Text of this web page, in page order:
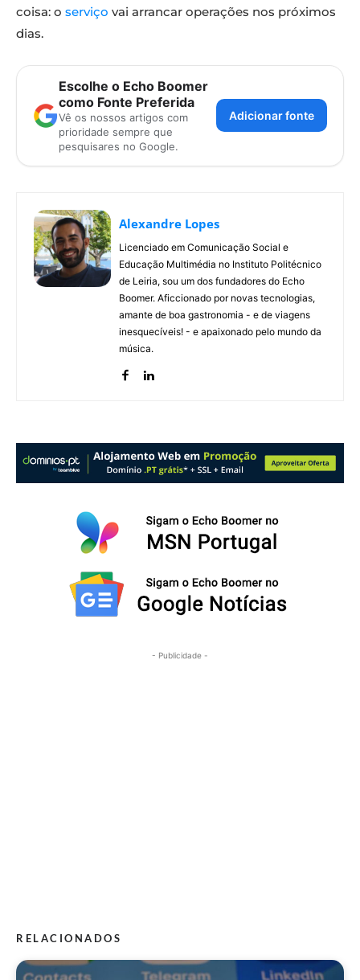
coisa: o serviço vai arrancar operações nos próximos
dias.
Escolhe o Echo Boomer
como Fonte Preferida
Vê os nossos artigos com
prioridade sempre que
pesquisares no Google.
Adicionar fonte
Alexandre Lopes
Licenciado em Comunicação Social e
Educação Multimédia no Instituto Politécnico
de Leiria, sou um dos fundadores do Echo
Boomer. Aficcionado por novas tecnologias,
amante de boa gastronomia - e de viagens
inesquecíveis! - e apaixonado pelo mundo da
música.
- Publicidade -
RELACIONADOS